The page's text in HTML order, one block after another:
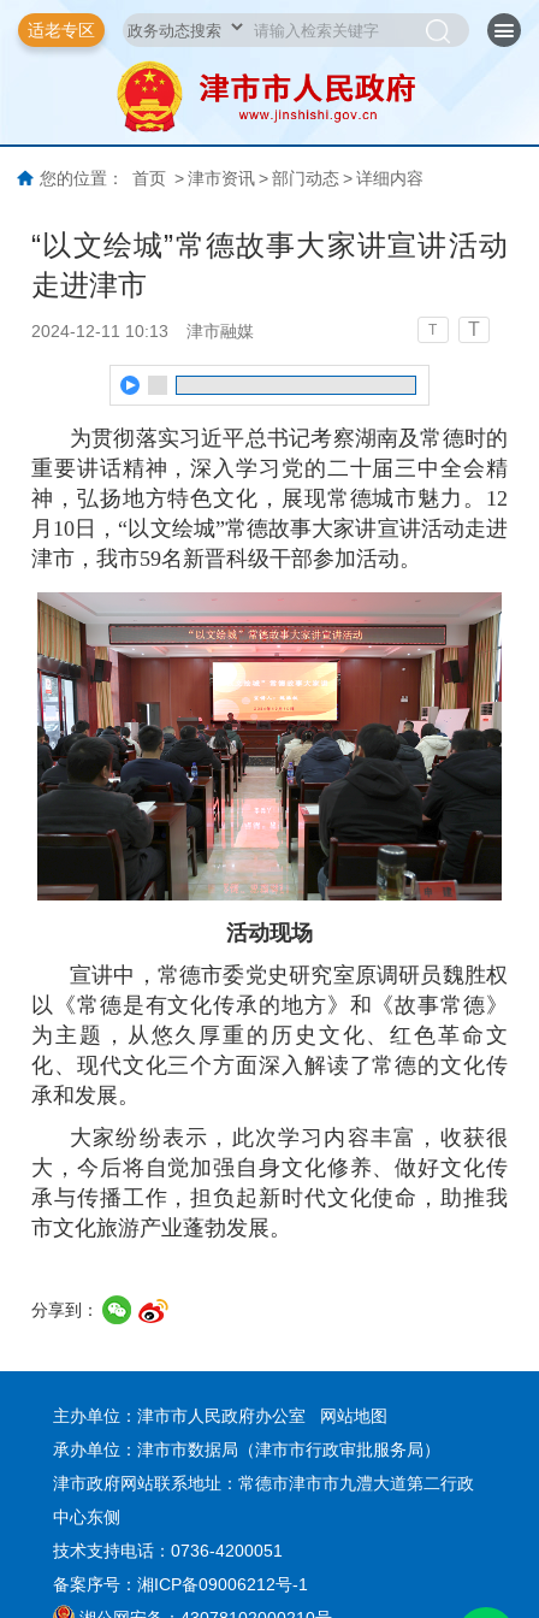
适老专区
您的位置： 首页 > 津市资讯 > 部门动态 > 详细内容
“以文绘城”常德故事大家讲宣讲活动
走进津市
2024-12-11 10:13 津市融媒 T T
为贯彻落实习近平总书记考察湖南及常德时的
重要讲话精神，深入学习党的二十届三中全会精
神，弘扬地方特色文化，展现常德城市魅力。12
月10日，“以文绘城”常德故事大家讲宣讲活动走进
津市，我市59名新晋科级干部参加活动。
活动现场
宣讲中，常德市委党史研究室原调研员魏胜权
以《常德是有文化传承的地方》和《故事常德》
为主题，从悠久厚重的历史文化、红色革命文
化、现代文化三个方面深入解读了常德的文化传
承和发展。
大家纷纷表示，此次学习内容丰富，收获很
大，今后将自觉加强自身文化修养、做好文化传
承与传播工作，担负起新时代文化使命，助推我
市文化旅游产业蓬勃发展。
分享到：
主办单位：津市市人民政府办公室 网站地图
承办单位：津市市数据局（津市市行政审批服务局）
津市政府网站联系地址：常德市津市市九澧大道第二行政
中心东侧
技术支持电话：0736-4200051
备案序号：湘ICP备09006212号-1